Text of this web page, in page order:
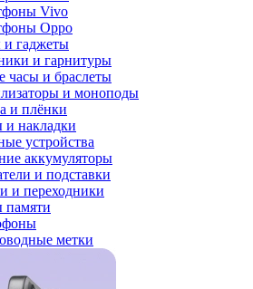
Vivo
Oppo
и гаджеты
и гарнитуры
часы и браслеты
и моноподы
и плёнки
и накладки
устройства
аккумуляторы
и подставки
и переходники
памяти
метки